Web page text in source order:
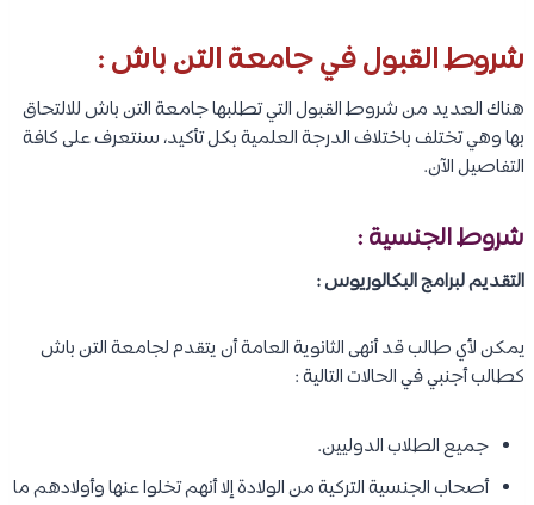
شروط القبول في جامعة التن باش :
هناك العديد من شروط القبول التي تطلبها جامعة التن باش للالتحاق
بها وهي تختلف باختلاف الدرجة العلمية بكل تأكيد، سنتعرف على كافة
التفاصيل الآن.
شروط الجنسية :
التقديم لبرامج البكالوريوس :
يمكن لأي طالب قد أنهى الثانوية العامة أن يتقدم لجامعة التن باش
كطالب أجنبي في الحالات التالية :
جميع الطلاب الدوليين.
أصحاب الجنسية التركية من الولادة إلا أنهم تخلوا عنها وأولادهم ما